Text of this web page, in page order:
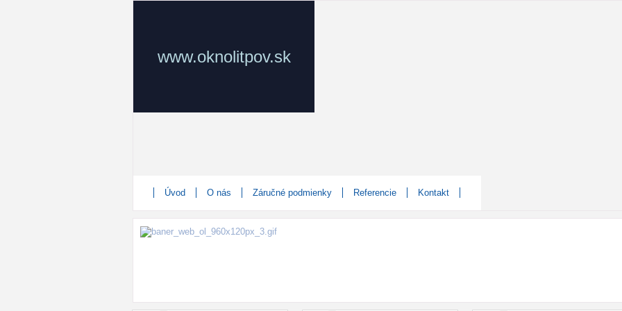
www.oknolitpov.sk
Úvod O nás Záručné podmienky Referencie Kontakt